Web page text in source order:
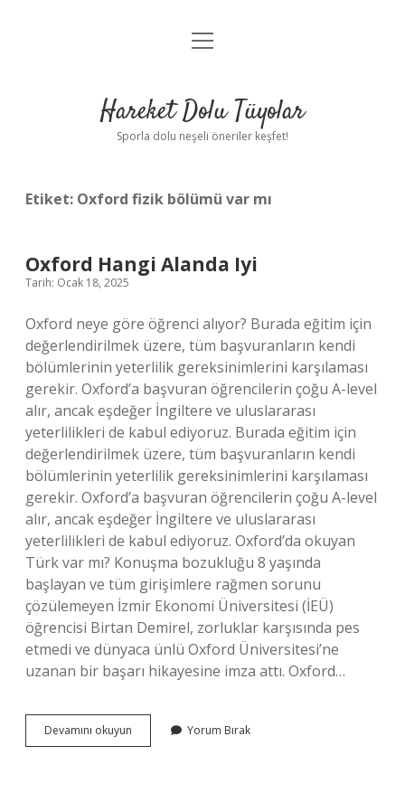
Anasayfa
Yasal Uyarı
menüyü
Hareket Dolu Tüyolar
Sporla dolu neşeli öneriler keşfet!
Etiket: Oxford fizik bölümü var mı
Oxford Hangi Alanda Iyi
Tarih: Ocak 18, 2025
Oxford neye göre öğrenci alıyor? Burada eğitim için
değerlendirilmek üzere, tüm başvuranların kendi
bölümlerinin yeterlilik gereksinimlerini karşılaması
gerekir. Oxford’a başvuran öğrencilerin çoğu A-level
alır, ancak eşdeğer İngiltere ve uluslararası
yeterlilikleri de kabul ediyoruz. Burada eğitim için
değerlendirilmek üzere, tüm başvuranların kendi
bölümlerinin yeterlilik gereksinimlerini karşılaması
gerekir. Oxford’a başvuran öğrencilerin çoğu A-level
alır, ancak eşdeğer İngiltere ve uluslararası
yeterlilikleri de kabul ediyoruz. Oxford’da okuyan
Türk var mı? Konuşma bozukluğu 8 yaşında
başlayan ve tüm girişimlere rağmen sorunu
çözülemeyen İzmir Ekonomi Üniversitesi (İEÜ)
öğrencisi Birtan Demirel, zorluklar karşısında pes
etmedi ve dünyaca ünlü Oxford Üniversitesi’ne
uzanan bir başarı hikayesine imza attı. Oxford…
Devamını okuyun
Hangi
Yorum Bırak